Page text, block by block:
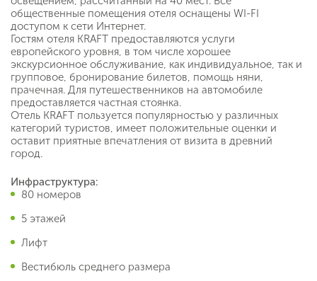
общественные помещения отеля оснащены WI-FI
доступом к сети Интернет.
Гостям отеля KRAFT предоставляются услуги
европейского уровня, в том числе хорошее
экскурсионное обслуживание, как индивидуальное, так и
групповое, бронирование билетов, помощь няни,
прачечная. Для путешественников на автомобиле
предоставляется частная стоянка.
Отель KRAFT пользуется популярностью у различных
категорий туристов, имеет положительные оценки и
оставит приятные впечатления от визита в древний
город.
Инфраструктура:
80 номеров
5 этажей
Лифт
Вестибюль среднего размера